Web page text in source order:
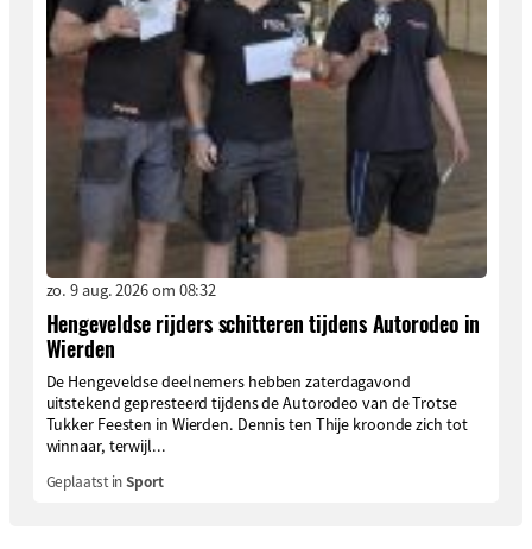
zo. 9 aug. 2026 om 08:32
Hengeveldse rijders schitteren tijdens Autorodeo in
Wierden
De Hengeveldse deelnemers hebben zaterdagavond
uitstekend gepresteerd tijdens de Autorodeo van de Trotse
Tukker Feesten in Wierden. Dennis ten Thije kroonde zich tot
winnaar, terwijl...
Geplaatst inSport